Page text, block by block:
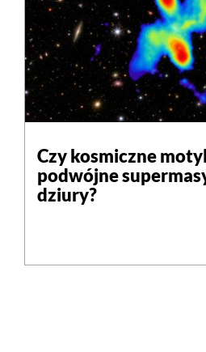
Czy kosmiczne
podwójne
dziury?